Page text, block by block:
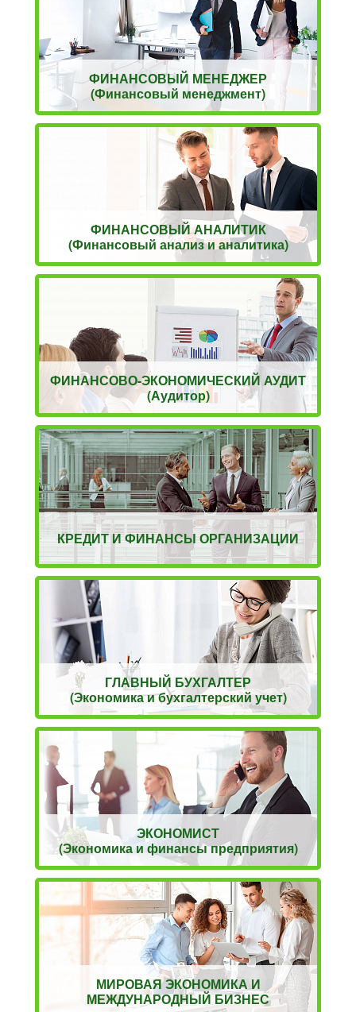
ФИНАНСОВЫЙ МЕНЕДЖЕР
(Финансовый менеджмент)
ФИНАНСОВЫЙ АНАЛИТИК
(Финансовый анализ и аналитика)
ФИНАНСОВО-ЭКОНОМИЧЕСКИЙ АУДИТ
(Аудитор)
КРЕДИТ И ФИНАНСЫ ОРГАНИЗАЦИИ
ГЛАВНЫЙ БУХГАЛТЕР
(Экономика и бухгалтерский учет)
ЭКОНОМИСТ
(Экономика и финансы предприятия)
МИРОВАЯ ЭКОНОМИКА И
МЕЖДУНАРОДНЫЙ БИЗНЕС